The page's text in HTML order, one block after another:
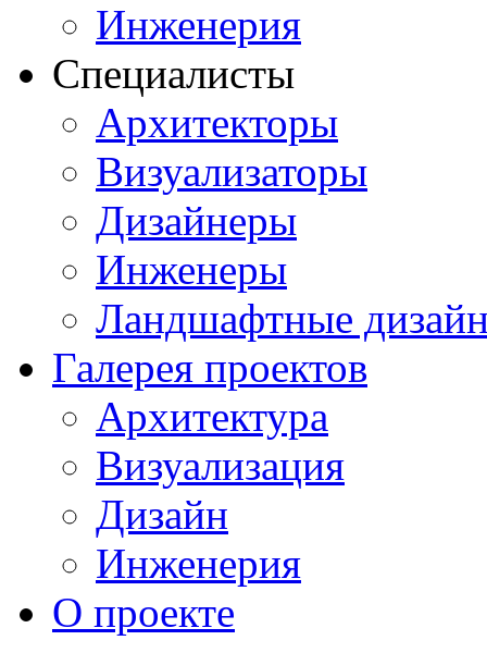
Инженерия
Специалисты
Архитекторы
Визуализаторы
Дизайнеры
Инженеры
Ландшафтные
Галерея проектов
Архитектура
Визуализация
Дизайн
Инженерия
О проекте